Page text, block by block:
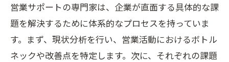
営業サポートの専門家は、企業が直面する具体的な課
題を解決するために体系的なプロセスを持っていま
す。まず、現状分析を行い、営業活動におけるボトル
ネックや改善点を特定します。次に、それぞれの課題